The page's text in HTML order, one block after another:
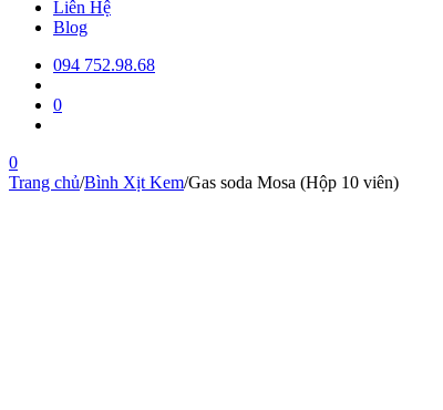
Liên Hệ
Blog
094 752.98.68
0
0
Trang chủ/Bình Xịt Kem/Gas soda Mosa (Hộp 10 viên)